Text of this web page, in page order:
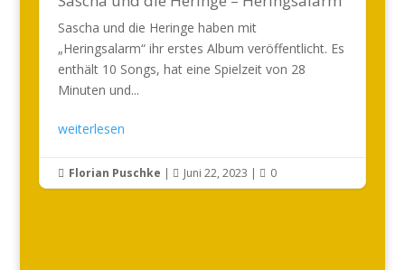
Sascha und die Heringe haben mit
„Heringsalarm“ ihr erstes Album veröffentlicht. Es
enthält 10 Songs, hat eine Spielzeit von 28
Minuten und...
weiterlesen
 Florian Puschke |  Juni 22, 2023 |  0